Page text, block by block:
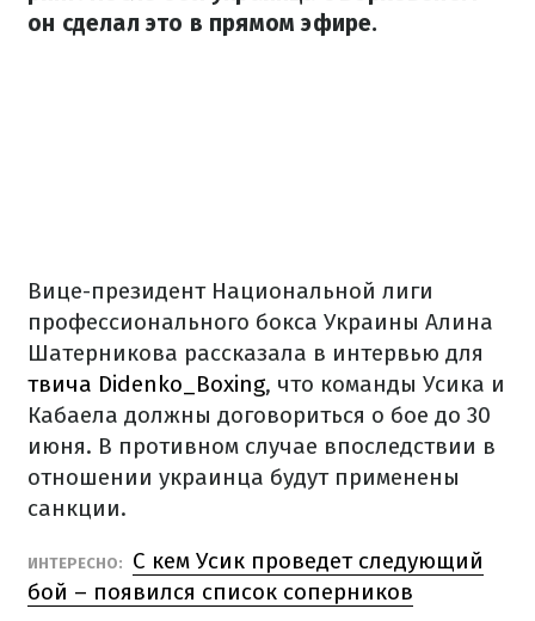
он сделал это в прямом эфире.
Вице-президент Национальной лиги
профессионального бокса Украины Алина
Шатерникова рассказала в интервью для
твича Didenko_Boxing, что команды Усика и
Кабаела должны договориться о бое до 30
июня. В противном случае впоследствии в
отношении украинца будут применены
санкции.
ИНТЕРЕСНО:
С кем Усик проведет следующий
бой – появился список соперников